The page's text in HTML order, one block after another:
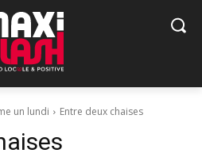
un lundi Entre deux chaises